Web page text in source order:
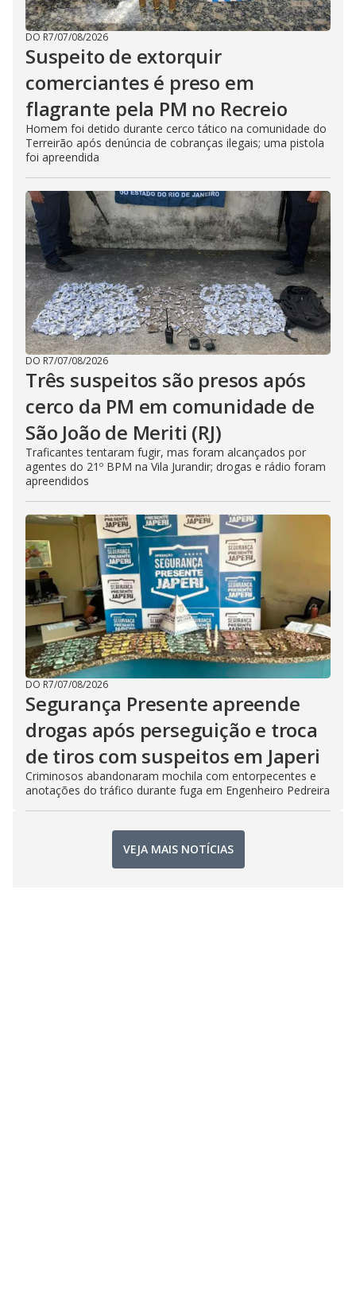
DO R7/07/08/2026
Suspeito de extorquir
comerciantes é preso em
flagrante pela PM no Recreio
Homem foi detido durante cerco tático na comunidade do
Terreirão após denúncia de cobranças ilegais; uma pistola
foi apreendida
DO R7/07/08/2026
Três suspeitos são presos após
cerco da PM em comunidade de
São João de Meriti (RJ)
Traficantes tentaram fugir, mas foram alcançados por
agentes do 21º BPM na Vila Jurandir; drogas e rádio foram
apreendidos
DO R7/07/08/2026
Segurança Presente apreende
drogas após perseguição e troca
de tiros com suspeitos em Japeri
Criminosos abandonaram mochila com entorpecentes e
anotações do tráfico durante fuga em Engenheiro Pedreira
VEJA MAIS NOTÍCIAS